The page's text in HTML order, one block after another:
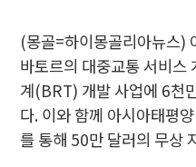
(몽골=하이몽골리아뉴스)
바토르의 대중교통 서비스
계(BRT) 개발 사업에 6천
다. 이와 함께 아시아태평
를 통해 50만 달러의 무상